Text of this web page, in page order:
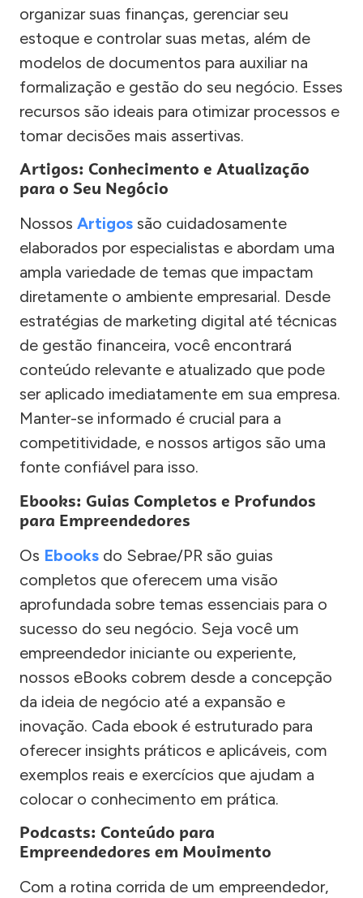
organizar suas finanças, gerenciar seu
estoque e controlar suas metas, além de
modelos de documentos para auxiliar na
formalização e gestão do seu negócio. Esses
recursos são ideais para otimizar processos e
tomar decisões mais assertivas.
Artigos: Conhecimento e Atualização
para o Seu Negócio
Nossos Artigos são cuidadosamente
elaborados por especialistas e abordam uma
ampla variedade de temas que impactam
diretamente o ambiente empresarial. Desde
estratégias de marketing digital até técnicas
de gestão financeira, você encontrará
conteúdo relevante e atualizado que pode
ser aplicado imediatamente em sua empresa.
Manter-se informado é crucial para a
competitividade, e nossos artigos são uma
fonte confiável para isso.
Ebooks: Guias Completos e Profundos
para Empreendedores
Os Ebooks do Sebrae/PR são guias
completos que oferecem uma visão
aprofundada sobre temas essenciais para o
sucesso do seu negócio. Seja você um
empreendedor iniciante ou experiente,
nossos eBooks cobrem desde a concepção
da ideia de negócio até a expansão e
inovação. Cada ebook é estruturado para
oferecer insights práticos e aplicáveis, com
exemplos reais e exercícios que ajudam a
colocar o conhecimento em prática.
Podcasts: Conteúdo para
Empreendedores em Movimento
Com a rotina corrida de um empreendedor,